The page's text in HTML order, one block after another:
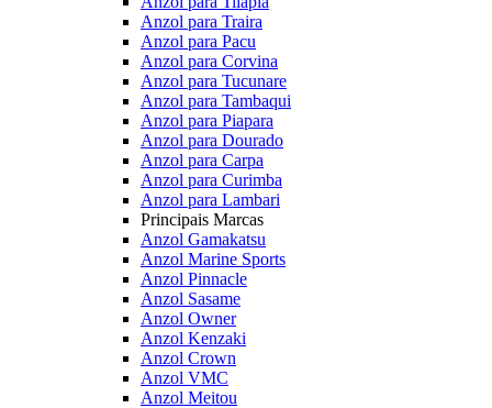
Anzol para Traira
Anzol para Pacu
Anzol para Corvina
Anzol para Tucunare
Anzol para Tambaqui
Anzol para Piapara
Anzol para Dourado
Anzol para Carpa
Anzol para Curimba
Anzol para Lambari
Principais Marcas
Anzol Gamakatsu
Anzol Marine Sports
Anzol Pinnacle
Anzol Sasame
Anzol Owner
Anzol Kenzaki
Anzol Crown
Anzol VMC
Anzol Meitou